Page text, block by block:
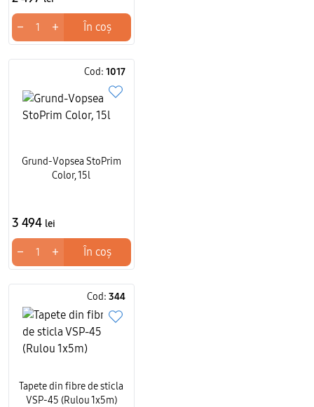
− + În coș
Cod: 1017
Grund-Vopsea StoPrim
Color, 15l
3 494 lei
− + În coș
Cod: 344
Tapete din fibre de sticla
VSP-45 (Rulou 1x5m)